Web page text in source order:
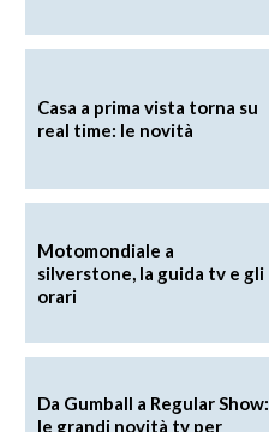
Casa a prima vista torna su
real time: le novità
Motomondiale a
silverstone, la guida tv e gli
orari
Da Gumball a Regular Show:
le grandi novità tv per